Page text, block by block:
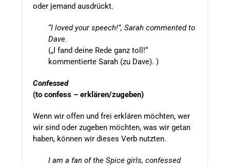
oder jemand ausdrückt.
“I loved your speech!”, Sarah commented to
Dave.
(„I fand deine Rede ganz toll!“
kommentierte Sarah (zu Dave). )
Confessed
(to confess – erklären/zugeben)
Wenn wir offen und frei erklären möchten, wer
wir sind oder zugeben möchten, was wir getan
haben, können wir dieses Verb nutzten.
I am a fan of the Spice girls, confessed